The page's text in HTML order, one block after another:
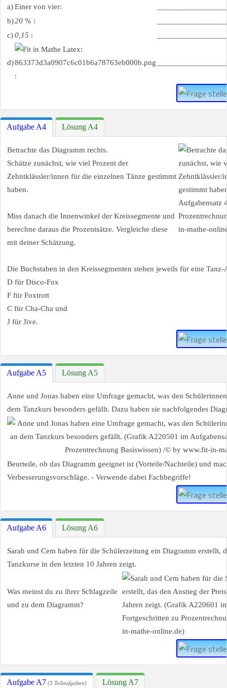
a)Einer von vier:
b)20 % :
c)0,15 :
d)
:
Aufgabe A4 Lösung A4
Betrachte das Diagramm rechts.
Schätze zunächst, wie viel Prozent der
Zehntklässler/innen für die einzelnen Tänze gestimmt
haben.
Miss danach die Innenwinkel der Kreissegmente und
berechne daraus die Prozentsätze. Vergleiche diese
mit deiner Schätzung.
Die Buchstaben in den Kreissegmenten stehen jeweils für eine
D für Disco-Fox
F für Foxtrott
C für Cha-Cha und
J für Jive.
Aufgabe A5 Lösung A5
Anne und Jonas haben eine Umfrage gemacht, was den
dem Tanzkurs besonders gefällt. Dazu haben sie nachfolgendes
Beurteile, ob das Diagramm geeignet ist (Vorteile/Nachteile) und
Verbesserungsvorschläge. - Verwende dabei Fachbegriffe!
Aufgabe A6 Lösung A6
Sarah und Cem haben für die Schülerzeitung ein Diagramm erstellt,
Tanzkurse in den letzten 10 Jahren zeigt.
Was meinst du zu ihrer Schlagzeile
und zu dem Diagramm?
Aufgabe A7 (3 Teilaufgaben) Lösung A7